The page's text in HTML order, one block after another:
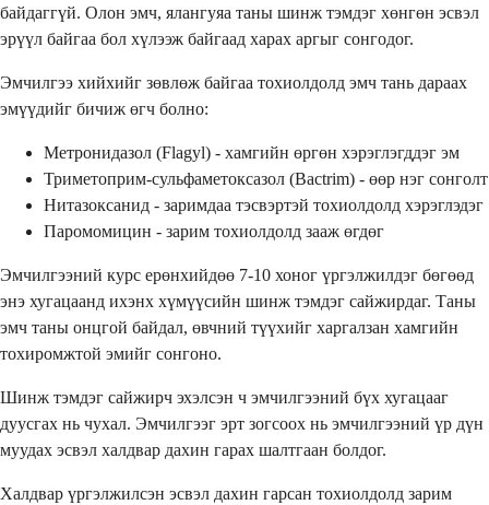
байдаггүй. Олон эмч, ялангуяа таны шинж тэмдэг хөнгөн эсвэл
эрүүл байгаа бол хүлээж байгаад харах аргыг сонгодог.
Эмчилгээ хийхийг зөвлөж байгаа тохиолдолд эмч тань дараах
эмүүдийг бичиж өгч болно:
Метронидазол (Flagyl) - хамгийн өргөн хэрэглэгддэг эм
Триметоприм-сульфаметоксазол (Bactrim) - өөр нэг сонголт
Нитазоксанид - заримдаа тэсвэртэй тохиолдолд хэрэглэдэг
Паромомицин - зарим тохиолдолд зааж өгдөг
Эмчилгээний курс ерөнхийдөө 7-10 хоног үргэлжилдэг бөгөөд
энэ хугацаанд ихэнх хүмүүсийн шинж тэмдэг сайжирдаг. Таны
эмч таны онцгой байдал, өвчний түүхийг харгалзан хамгийн
тохиромжтой эмийг сонгоно.
Шинж тэмдэг сайжирч эхэлсэн ч эмчилгээний бүх хугацааг
дуусгах нь чухал. Эмчилгээг эрт зогсоох нь эмчилгээний үр дүн
муудах эсвэл халдвар дахин гарах шалтгаан болдог.
Халдвар үргэлжилсэн эсвэл дахин гарсан тохиолдолд зарим